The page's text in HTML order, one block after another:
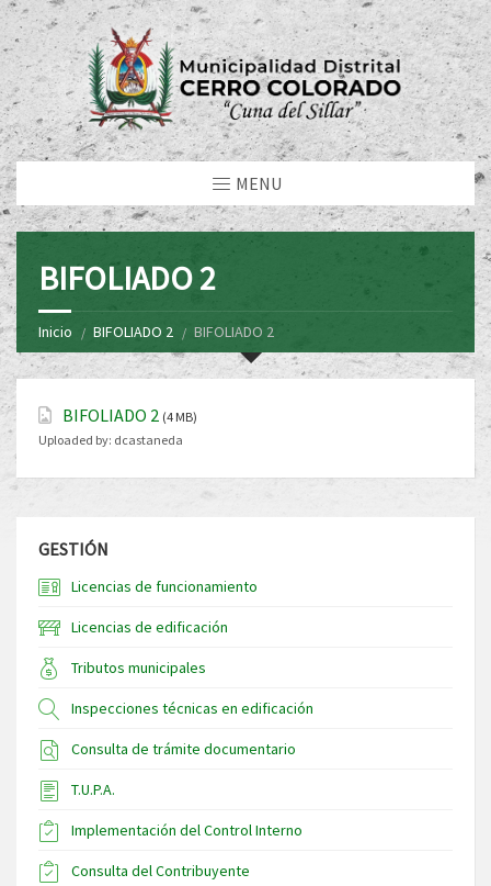
MENU
BIFOLIADO 2
Inicio BIFOLIADO 2 BIFOLIADO 2
BIFOLIADO 2 (4 MB)
Uploaded by: dcastaneda
GESTIÓN
Licencias de funcionamiento
Licencias de edificación
Tributos municipales
Inspecciones técnicas en edificación
Consulta de trámite documentario
T.U.P.A.
Implementación del Control Interno
Consulta del Contribuyente